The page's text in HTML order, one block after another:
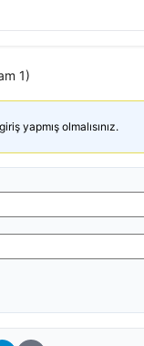
1)
yapmış olmalısınız.